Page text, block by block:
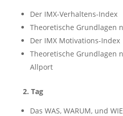
Der IMX-Verhaltens-Index
Theoretische Grundlagen
Der IMX Motivations-Index
Theoretische Grundlagen
Allport
2. Tag
Das WAS, WARUM, und